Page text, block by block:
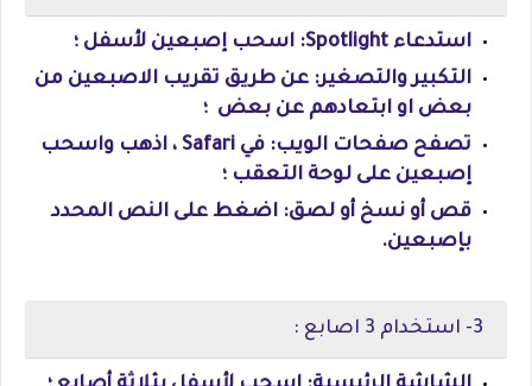
استدعاء Spotlight: اسحب إصبعين لأسفل ؛
التكبير والتصغير: عن طريق تقريب الاصبعين من
بعض او ابتعادهم عن بعض ؛
تصفح صفحات الويب: في Safari ، اذهب واسحب
إصبعين على لوحة التعقب ؛
قص أو نسخ أو لصق: اضغط على النص المحدد
بإصبعين.
3- استخدام 3 اصابع :